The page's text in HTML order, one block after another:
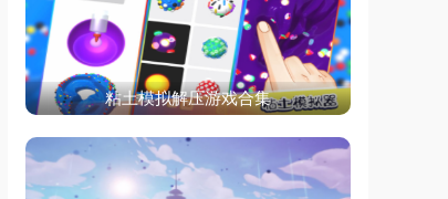
粘土模拟解压游戏合集